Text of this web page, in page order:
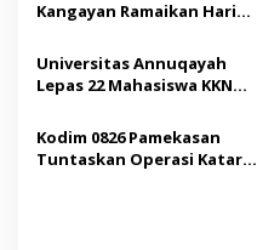
o
s
Kangayan Ramaikan Hari
Sumenep
Universitas Annuqayah
Lepas 22 Mahasiswa KKN
Saudi
Kodim 0826 Pamekasan
Tuntaskan Operasi Katarak